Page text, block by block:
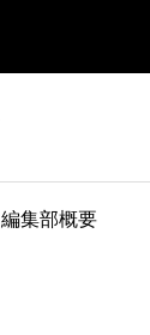
編集部概要